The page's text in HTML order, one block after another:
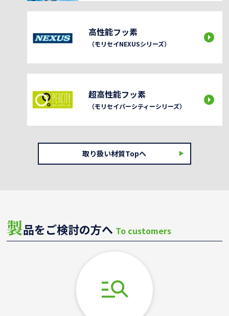
高性能フッ素
（モリセイNEXUSシリーズ）
超高性能フッ素
（モリセイパーシティーシリーズ）
取り扱い材質Topへ
製品をご検討の方へ To customers